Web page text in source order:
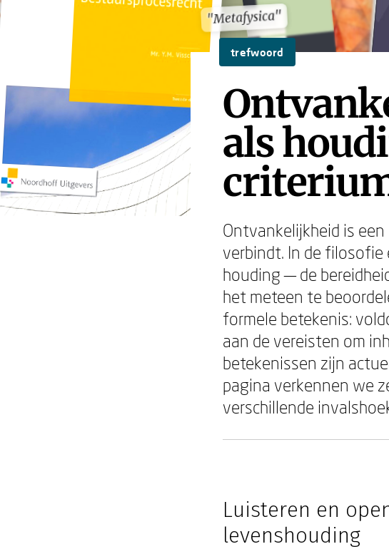
"Metafysica"
"Metafysica"
trefwoord
als
Ontvankelijkheid is
verbindt. In de
houding — de
het meteen te
formele betekenis:
aan de vereisten om
betekenissen zijn
pagina verkennen we
verschillende
Luisteren en
levenshouding